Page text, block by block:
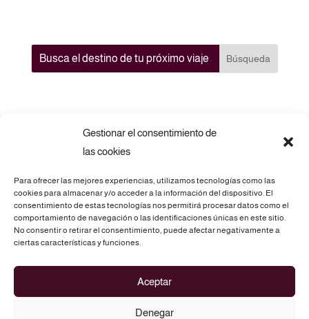
Gestionar el consentimiento de
las cookies
Para ofrecer las mejores experiencias, utilizamos tecnologías como las
cookies para almacenar y/o acceder a la información del dispositivo. El
consentimiento de estas tecnologías nos permitirá procesar datos como el
comportamiento de navegación o las identificaciones únicas en este sitio.
No consentir o retirar el consentimiento, puede afectar negativamente a
ciertas características y funciones.
Aceptar
Denegar
Telf.: 675 69 73 28
C/. Atz, 3 - 03290 ELCHE (Alicante)
info@routesofasia.com